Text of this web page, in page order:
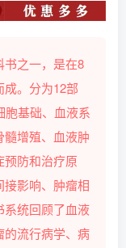
书之一，是在8
。分为12部
胞基础、血液系
增殖、血液肿
防和治疗原
影响、肿瘤相
系统回顾了血液
的流行病学、病